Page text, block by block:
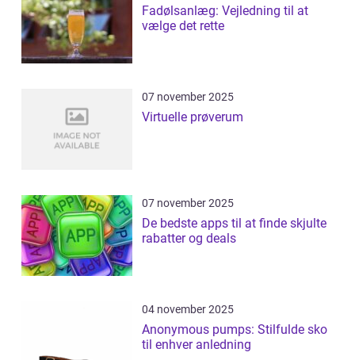
Fadølsanlæg: Vejledning til at
vælge det rette
07 november 2025
Virtuelle prøverum
07 november 2025
De bedste apps til at finde skjulte
rabatter og deals
04 november 2025
Anonymous pumps: Stilfulde sko
til enhver anledning